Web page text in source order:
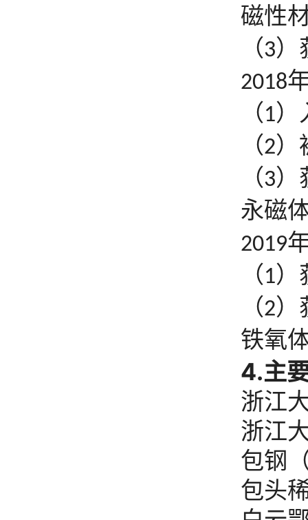
磁性
（3）
2018
（1）
（2）
（3）
永磁
2019
（1）
（2）
铁氧
4.主
浙江
浙江
包钢
包头